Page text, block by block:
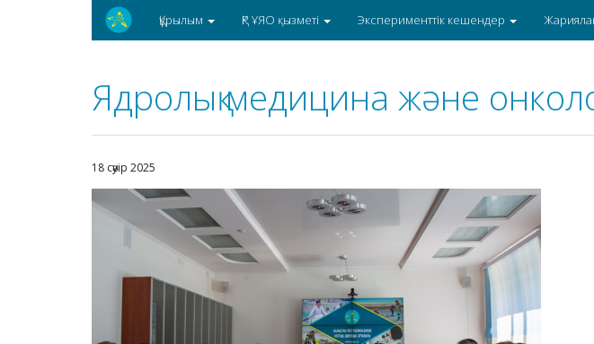
Құрылым ҚР ҰЯО қызметі Эксперименттік кешендер
Ядролық медицина және
18 сәуір 2025